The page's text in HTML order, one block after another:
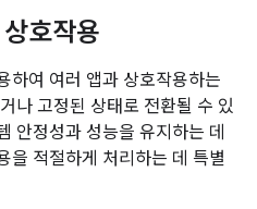
호작용
하여 여러 앱과 상호작용하는
나 고정된 상태로 전환될 수 있
안정성과 성능을 유지하는 데
을 적절하게 처리하는 데 특별